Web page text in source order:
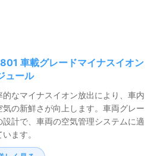
車載グレードマイナスイオン
ュール
的なマイナスイオン放出により、車内
気の新鮮さが向上します。車両グレー
設計で、車両の空気管理システムに適
います。